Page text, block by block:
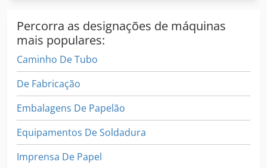
Percorra as designações de máquinas
mais populares:
Caminho De Tubo
De Fabricação
Embalagens De Papelão
Equipamentos De Soldadura
Imprensa De Papel